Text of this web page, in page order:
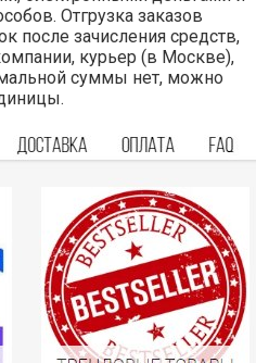
Отгрузка заказов
после зачисления средств,
курьер (в Москве),
суммы нет, можно